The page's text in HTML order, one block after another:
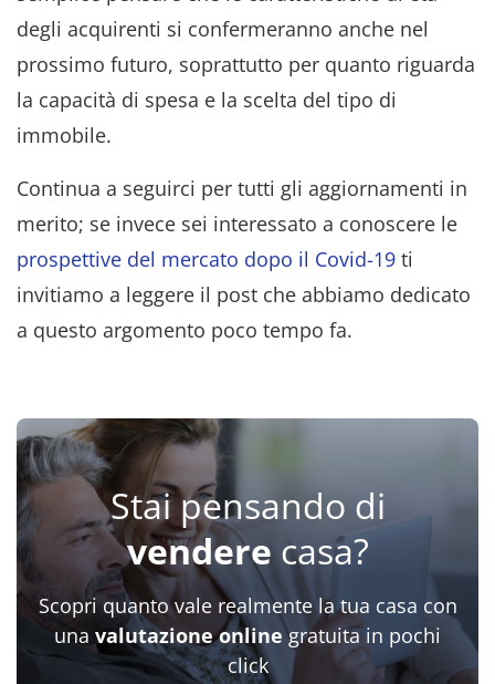
degli acquirenti si confermeranno anche nel
prossimo futuro, soprattutto per quanto riguarda
la capacità di spesa e la scelta del tipo di
immobile.
Continua a seguirci per tutti gli aggiornamenti in
merito; se invece sei interessato a conoscere le
prospettive del mercato dopo il Covid-19 ti
invitiamo a leggere il post che abbiamo dedicato
a questo argomento poco tempo fa.
Stai pensando di
vendere casa?
Scopri quanto vale realmente la tua casa con
una valutazione onlinegratuita in pochi
click